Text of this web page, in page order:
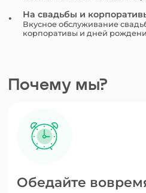
На свадьбы и
Вкусное обслуживание
корпоративы и дней
Почему мы?
Обедайте